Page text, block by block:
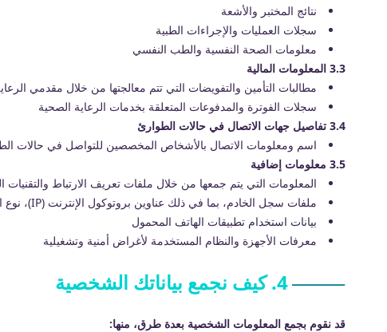
نتائج المختبر والأشعة
سجلات العمليات والإجراءات الطبية
معلومات الصحة النفسية والطب النفسي
3.3 المعلومات المالية
مطالبات التأمين والتفويضات التي تتم معالجتها من خلال مقدمي
سجلات الفوترة والمدفوعات المتعلقة بخدمات الرعاية الصحية
3.4 تفاصيل جهات الاتصال في حالات الطوارئ
اسم ومعلومات الاتصال بالأشخاص المخصصين للتواصل في حالات
3.5 معلومات إضافية
المعلومات التي يتم جمعها من خلال ملفات تعريف الارتباط والتقنيات
ملفات سجل الخادم، بما في ذلك عناوين بروتوكول الإنترنت (IP)، نوع المتصفح، ووقت الوصول
بيانات استخدام تطبيقات الهاتف المحمول
معرفات الأجهزة والنظام المستخدمة لأغراض أمنية وتشغيلية
4. كيف نجمع بياناتك الشخصية
قد نقوم بجمع المعلومات الشخصية بعدة طرق، منها: